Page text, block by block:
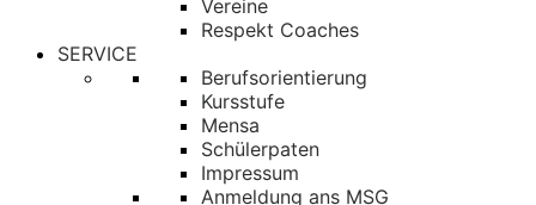
Vereine
Respekt Coaches
SERVICE
Berufsorientierung
Kursstufe
Mensa
Schülerpaten
Impressum
Anmeldung ans MSG